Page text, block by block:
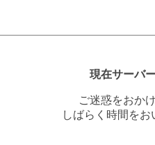
現在サーバ
ご迷惑をおか
しばらく時間を